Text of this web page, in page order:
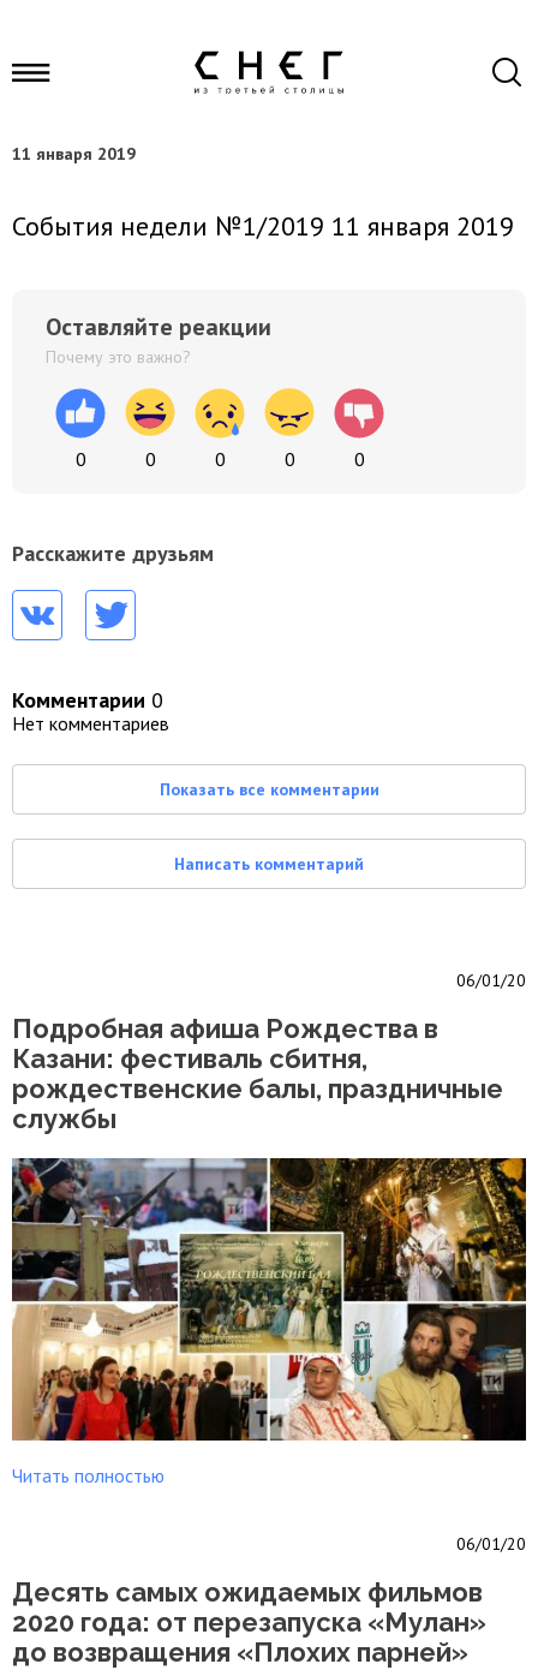
11 января 2019
События недели №1/2019 11 января 2019
Оставляйте реакции
Почему это важно?
0 0 0 0 0
Расскажите друзьям
Комментарии 0
Нет комментариев
Показать все комментарии
Написать комментарий
06/01/20
Подробная афиша Рождества в
Казани: фестиваль сбитня,
рождественские балы, праздничные
службы
Читать полностью
06/01/20
Десять самых ожидаемых фильмов
2020 года: от перезапуска «Мулан»
до возвращения «Плохих парней»